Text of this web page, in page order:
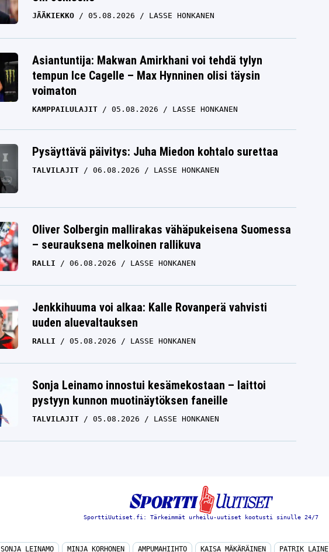
JÄÄKIEKKO 05.08.2026 LASSE HONKANEN
Asiantuntija: Makwan Amirkhani voi tehdä tylyn
tempun Ice Cagelle – Max Hynninen olisi täysin
voimaton
KAMPPAILULAJIT 05.08.2026 LASSE HONKANEN
Pysäyttävä päivitys: Juha Miedon kohtalo surettaa
TALVILAJIT 06.08.2026 LASSE HONKANEN
Oliver Solbergin mallirakas vähäpukeisena Suomessa
– seurauksena melkoinen rallikuva
RALLI 06.08.2026 LASSE HONKANEN
Jenkkihuuma voi alkaa: Kalle Rovanperä vahvisti
uuden aluevaltauksen
RALLI 05.08.2026 LASSE HONKANEN
Sonja Leinamo innostui kesämekostaan – laittoi
pystyyn kunnon muotinäytöksen faneille
TALVILAJIT 05.08.2026 LASSE HONKANEN
SporttiUutiset.fi: Tärkeimmät urheilu-uutiset kootusti sinulle 24/7
SONJA LEINAMO MINJA KORHONEN AMPUMAHIIHTO KAISA MÄKÄRÄINEN PATRIK LAINE